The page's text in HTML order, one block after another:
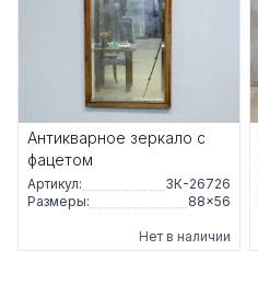
Антикварное зеркало с
фацетом
Артикул:
ЗК-26726
Размеры:
88×56
Нет в наличии